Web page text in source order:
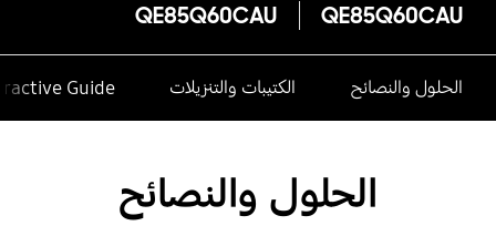
QE85Q60CAU
QE85Q60CAU
الحلول والنصائح الكتيبات والتنزيلات Guide
الحلول والنصائح